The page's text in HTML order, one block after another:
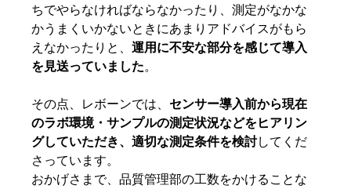
ちでやらなければならなかったり、測定がなかな
かうまくいかないときにあまりアドバイスがもら
えなかったりと、運用に不安な部分を感じて導入
を見送っていました。
その点、レボーンでは、 センサー導入前から現在
のラボ環境・サンプルの測定状況などをヒアリン
グしていただき、適切な測定条件を検討してくだ
さっています。
おかげさまで、品質管理部の工数をかけることな